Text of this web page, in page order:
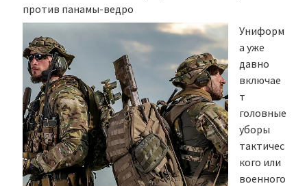
против панамы-ведро
Униформ
а уже
давно
включае
т
головные
уборы
тактичес
кого или
военного